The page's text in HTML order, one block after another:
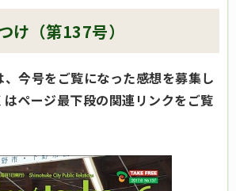
け（第137号）
、今号をご覧になった感想を募集し
はページ最下段の関連リンクをご覧